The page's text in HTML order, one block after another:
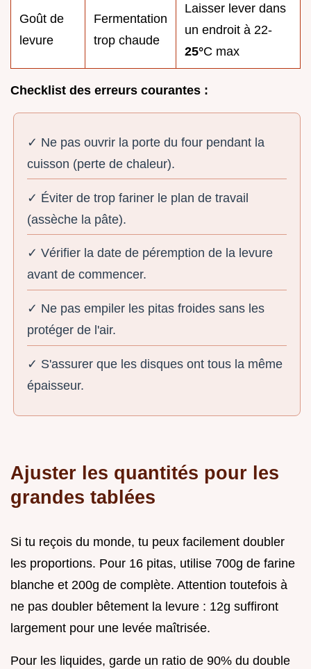
Goût de
levure
Fermentation
trop chaude
Laisser lever dans
un endroit à 22-
25°C max
Checklist des erreurs courantes :
✓ Ne pas ouvrir la porte du four pendant la
cuisson (perte de chaleur).
✓ Éviter de trop fariner le plan de travail
(assèche la pâte).
✓ Vérifier la date de péremption de la levure
avant de commencer.
✓ Ne pas empiler les pitas froides sans les
protéger de l'air.
✓ S'assurer que les disques ont tous la même
épaisseur.
Ajuster les quantités pour les
grandes tablées
Si tu reçois du monde, tu peux facilement doubler
les proportions. Pour 16 pitas, utilise 700g de farine
blanche et 200g de complète. Attention toutefois à
ne pas doubler bêtement la levure : 12g suffiront
largement pour une levée maîtrisée.
Pour les liquides, garde un ratio de 90% du double